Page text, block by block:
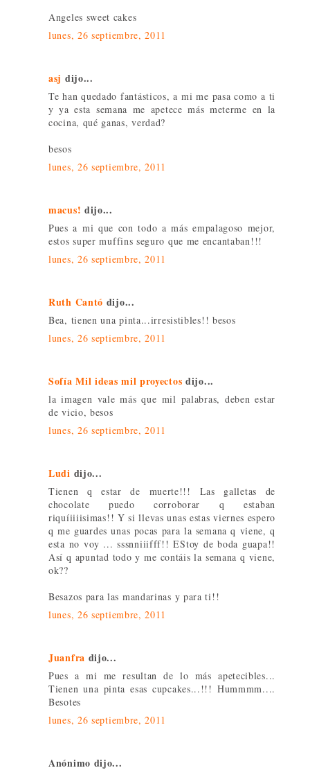
Angeles sweet cakes
lunes, 26 septiembre, 2011
asj dijo...
Te han quedado fantásticos, a mi me pasa como a ti
y ya esta semana me apetece más meterme en la
cocina, qué ganas, verdad?
besos
lunes, 26 septiembre, 2011
macus! dijo...
Pues a mi que con todo a más empalagoso mejor,
estos super muffins seguro que me encantaban!!!
lunes, 26 septiembre, 2011
Ruth Cantó dijo...
Bea, tienen una pinta...irresistibles!! besos
lunes, 26 septiembre, 2011
Sofía Mil ideas mil proyectos dijo...
la imagen vale más que mil palabras, deben estar
de vicio, besos
lunes, 26 septiembre, 2011
Ludi dijo...
Tienen q estar de muerte!!! Las galletas de
chocolate puedo corroborar q estaban
riquíiiiisimas!! Y si llevas unas estas viernes espero
q me guardes unas pocas para la semana q viene, q
esta no voy ... sssnniiifff!! EStoy de boda guapa!!
Así q apuntad todo y me contáis la semana q viene,
ok??
Besazos para las mandarinas y para ti!!
lunes, 26 septiembre, 2011
Juanfra dijo...
Pues a mi me resultan de lo más apetecibles...
Tienen una pinta esas cupcakes...!!! Hummmm....
Besotes
lunes, 26 septiembre, 2011
Anónimo dijo...